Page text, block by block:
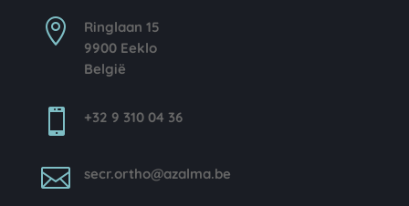

Ringlaan 15
9900 Eeklo
België
 +32 9 310 04 36
 secr.ortho@azalma.be